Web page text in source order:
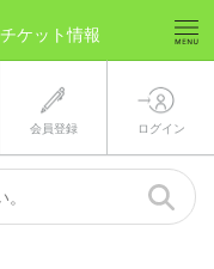
ケット情報
会員登録 ログイン